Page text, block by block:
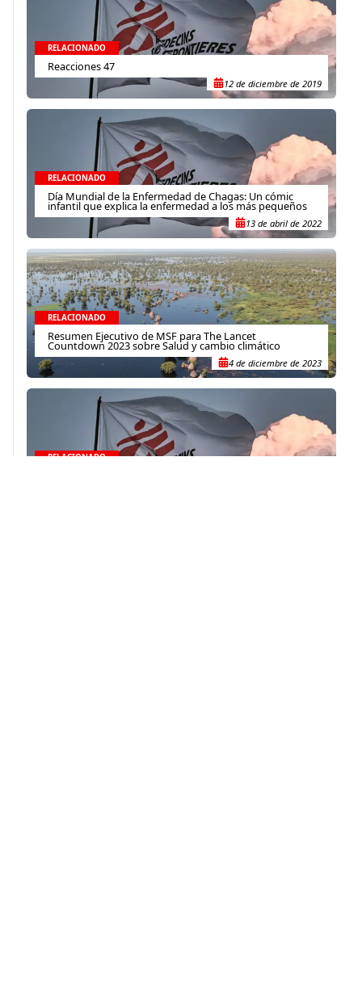
RELACIONADO
Reacciones 47
12 de diciembre de 2019
RELACIONADO
Día Mundial de la Enfermedad de Chagas: Un cómic
infantil que explica la enfermedad a los más pequeños
13 de abril de 2022
RELACIONADO
Resumen Ejecutivo de MSF para The Lancet
Countdown 2023 sobre Salud y cambio climático
4 de diciembre de 2023
RELACIONADO